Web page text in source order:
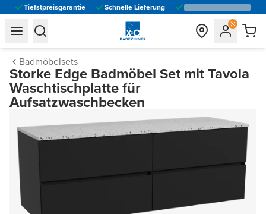
Tiefstpreisgarantie Schnelle Lieferung
general.navigation.toggle_menu.label
general.navigation.toggle_menu.label
Badmöbelsets
Storke Edge Badmöbel Set mit Tavola
Waschtischplatte für
Aufsatzwaschbecken